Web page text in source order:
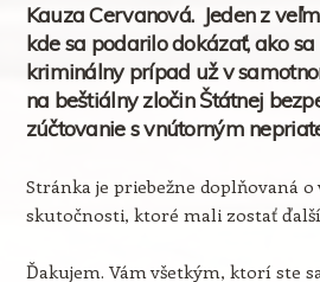
Kauza Cervanová. Jeden z
kde sa podarilo dokázať, ako
kriminálny prípad už v
na beštiálny zločin Štátnej
zúčtovanie s vnútorným
Stránka je priebežne doplňovaná o
skutočnosti, ktoré mali zostať
Ďakujem. Vám všetkým, ktorí ste